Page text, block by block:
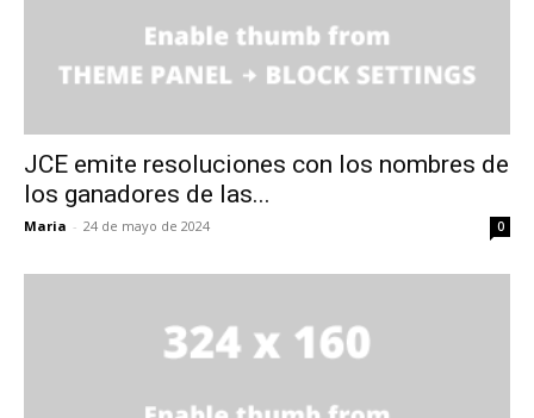
JCE emite resoluciones con los nombres de
los ganadores de las...
Maria - 24 de mayo de 2024 0